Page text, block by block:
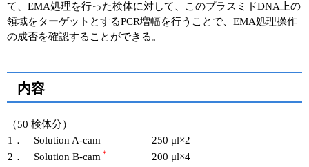
て、EMA処理を行った検体に対して、このプラスミドDNA上の
領域をターゲットとするPCR増幅を行うことで、EMA処理操作
の成否を確認することができる。
内容
（50 検体分）
1．
Solution A-cam
250 μl×2
2．
Solution B-cam ＊
200 μl×4